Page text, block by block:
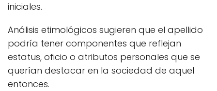
iniciales.
Análisis etimológicos sugieren que el apellido
podría tener componentes que reflejan
estatus, oficio o atributos personales que se
querían destacar en la sociedad de aquel
entonces.